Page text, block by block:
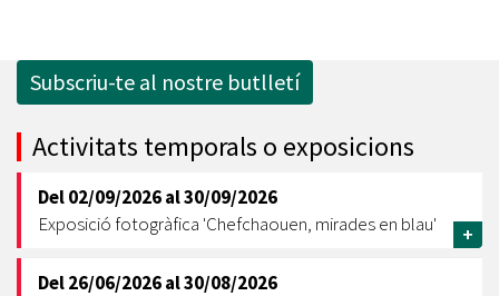
Subscriu-te al nostre butlletí
Activitats temporals o exposicions
Del02/09/2026al30/09/2026
Exposició fotogràfica 'Chefchaouen, mirades en blau'
+
Del26/06/2026al30/08/2026